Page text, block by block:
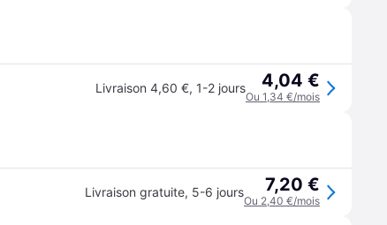
Livraison 4,60 €, 1-2 jours 4,04 €
Ou 1,34 €/mois
Livraison gratuite, 5-6 jours 7,20 €
Ou 2,40 €/mois